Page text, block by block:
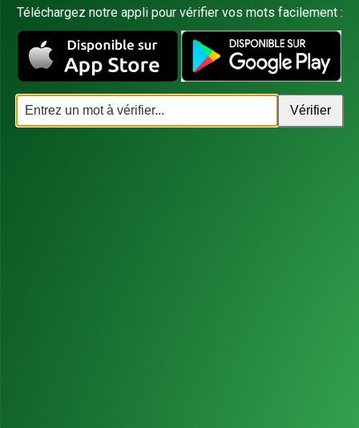
Téléchargez notre appli pour vérifier vos mots facilement :